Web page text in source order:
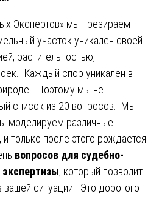
Экспертов» мы презираем
участок уникален своей
растительностью,
Каждый спор уникален в
Поэтому мы не
список из 20 вопросов. Мы
моделируем различные
только после этого рождается
вопросов для судебно-
экспертизы, который позволит
вашей ситуации. Это дорогого